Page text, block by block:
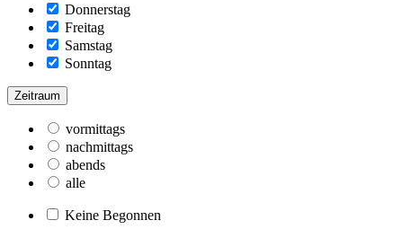
Donnerstag
Freitag
Samstag
Sonntag
Zeitraum
vormittags
nachmittags
abends
alle
Keine Begonnen